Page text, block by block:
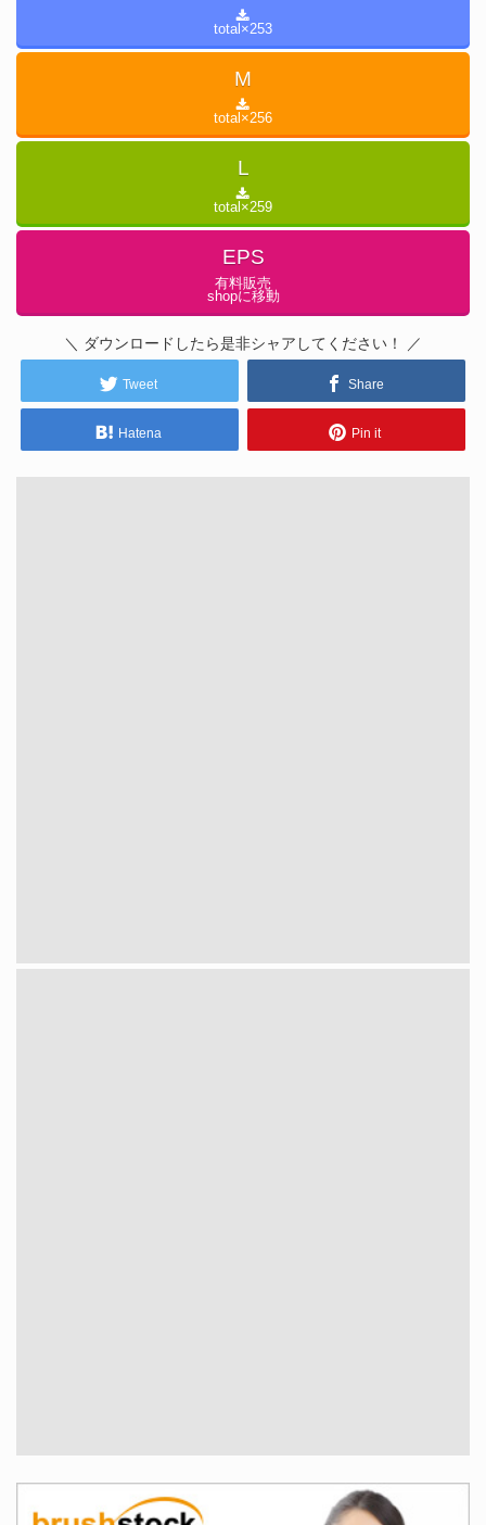
total×253
M
total×256
L
total×259
EPS
有料販売
shopに移動
＼ ダウンロードしたら是非シャアしてください！ ／
Tweet Share
Hatena Pin it